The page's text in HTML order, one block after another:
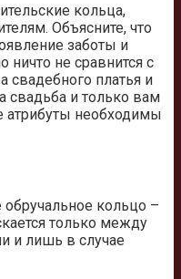
кольца,
Объясните, что
заботы и
не сравнится с
платья и
свадьба и только вам
атрибуты необходимы
кольцо –
только между
и лишь в случае